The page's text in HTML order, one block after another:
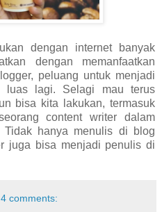
dengan internet banyak
dengan memanfaatkan
peluang untuk menjadi
luas lagi. Selagi mau terus
bisa kita lakukan, termasuk
content writer dalam
hanya menulis di blog
juga bisa menjadi penulis di
4 comments: